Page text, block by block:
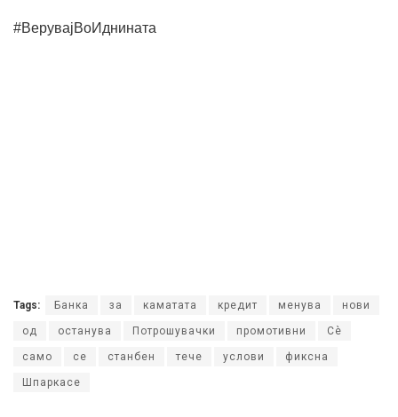
#ВерувајВоИднината
Tags: Банка за каматата кредит менува нови
од останува Потрошувачки промотивни Сè
само се станбен тече услови фиксна
Шпаркасе